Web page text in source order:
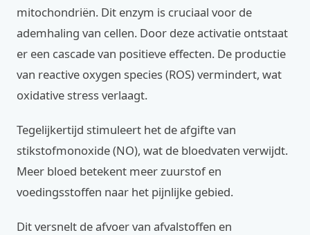
mitochondriën. Dit enzym is cruciaal voor de
ademhaling van cellen. Door deze activatie ontstaat
er een cascade van positieve effecten. De productie
van reactive oxygen species (ROS) vermindert, wat
oxidative stress verlaagt.
Tegelijkertijd stimuleert het de afgifte van
stikstofmonoxide (NO), wat de bloedvaten verwijdt.
Meer bloed betekent meer zuurstof en
voedingsstoffen naar het pijnlijke gebied.
Dit versnelt de afvoer van afvalstoffen en